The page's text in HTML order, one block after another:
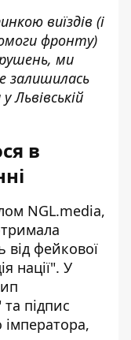
виїздів (і
фронту)
ми
залишилась
Львівській
в
NGL.media,
фейкової
нації". У
підпис
імператора,